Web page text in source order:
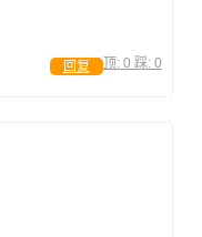
顶: 0 踩: 0
回复